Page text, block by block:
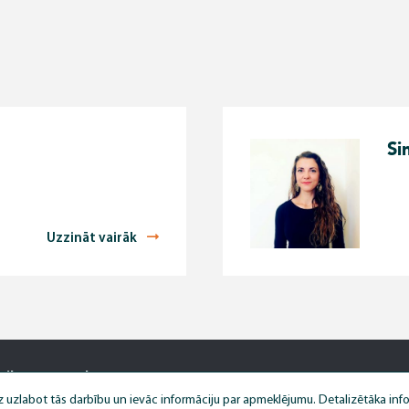
uzlabot tās darbību un ievāc informāciju par apmeklējumu. Detalizētāka
Uzzināt vairāk
Lapas karte